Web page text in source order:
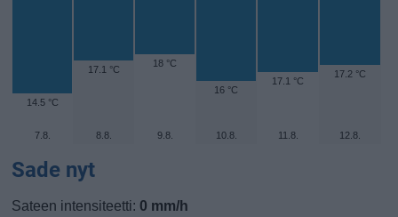
14.5 °C
17.1 °C
18 °C
16 °C
17.1 °C
17.2 °C
7.8. 8.8. 9.8. 10.8. 11.8. 12.8.
Sade nyt
Sateen intensiteetti: 0 mm/h